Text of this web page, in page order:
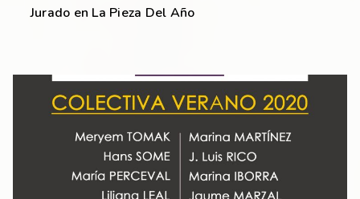
Jurado en La Pieza Del Año